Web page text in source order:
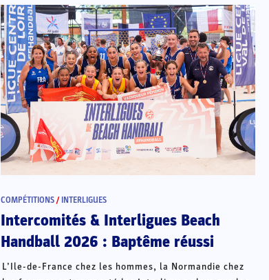
COMPÉTITIONS / INTERLIGUES
Intercomités & Interligues Beach
Handball 2026 : Baptême réussi
L’Ile-de-France chez les hommes, la Normandie chez